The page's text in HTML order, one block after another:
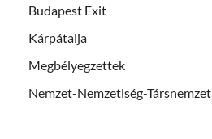
Budapest Exit
Kárpátalja
Megbélyegzettek
Nemzet-Nemzetiség-Társnemzet